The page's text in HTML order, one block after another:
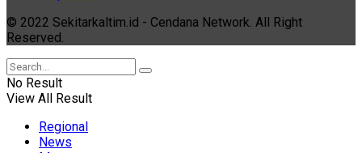
© 2022 Sekitarkaltim.id - Cendana Network. All Right
Reserved.
No Result
View All Result
Regional
News